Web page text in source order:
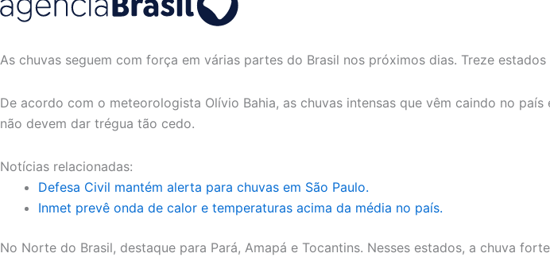
As chuvas seguem com força em várias partes do Brasil nos próximos dias. Treze
De acordo com o meteorologista Olívio Bahia, as chuvas intensas que vêm caindo no
não devem dar trégua tão cedo.
Notícias relacionadas:
Defesa Civil mantém alerta para chuvas em São Paulo.
Inmet prevê onda de calor e temperaturas acima da média no país.
No Norte do Brasil, destaque para Pará, Amapá e Tocantins. Nesses estados, a chuva